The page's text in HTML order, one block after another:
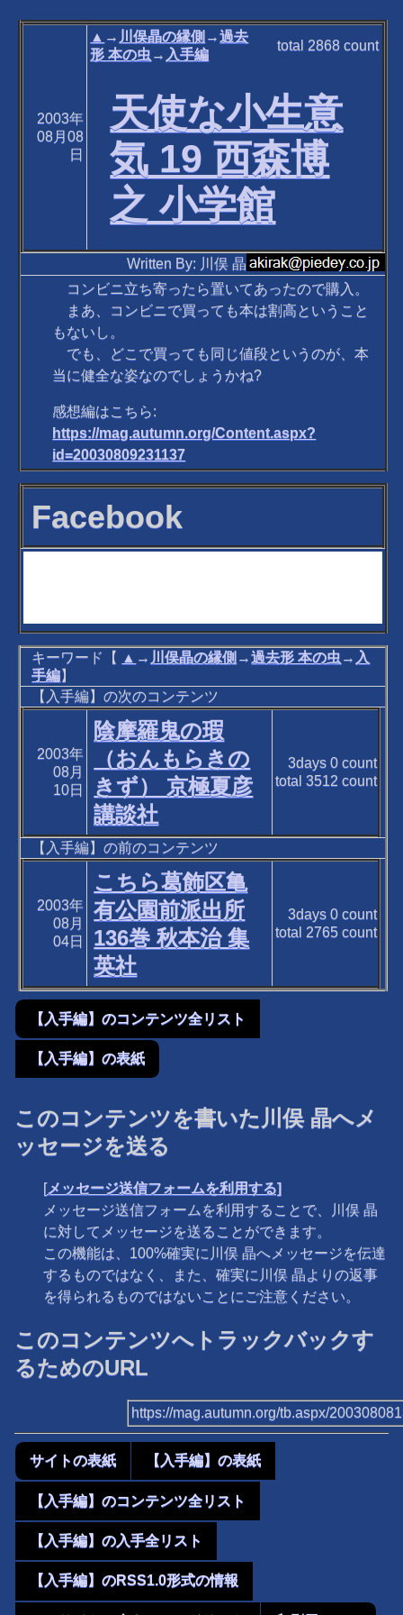
2003年
08月08
日
▲ → 川俣晶の縁側 →過去
形 本の虫 → 入手編
total 2868 count
天使な小生意
気 19 西森博
之 小学館
Written By: 川俣 晶
コンビニ立ち寄ったら置いてあったので購入。
まあ、コンビニで買っても本は割高ということ
もないし。
でも、どこで買っても同じ値段というのが、本
当に健全な姿なのでしょうかね?
感想編はこちら:
https://mag.autumn.org/Content.aspx?
id=20030809231137
Facebook
キーワード【 ▲ → 川俣晶の縁側 →過去形 本の虫 → 入
手編】
【入手編】の次のコンテンツ
2003年
08月
10日
陰摩羅鬼の瑕
（おんもらきの
きず） 京極夏彦
講談社
3days 0count
total 3512 count
【入手編】の前のコンテンツ
2003年
08月
04日
こちら葛飾区亀
有公園前派出所
136巻 秋本治 集
英社
3days 0count
total 2765count
【入手編】のコンテンツ全リスト
【入手編】の表紙
このコンテンツを書いた川俣 晶へメ
ッセージを送る
[メッセージ送信フォームを利用する]
メッセージ送信フォームを利用することで、川俣 晶
に対してメッセージを送ることができます。
この機能は、100%確実に川俣 晶へメッセージを伝達
するものではなく、また、確実に川俣 晶よりの返事
を得られるものではないことにご注意ください。
このコンテンツへトラックバックす
るためのURL
https://mag.autumn.org/tb.aspx/
サイトの表紙 【入手編】の表紙
【入手編】のコンテンツ全リスト
【入手編】の入手全リスト
【入手編】のRSS1.0形式の情報